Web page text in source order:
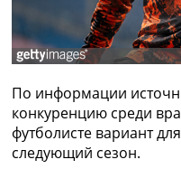
Рейтинги
Рейтинг
Рейтинг
Рейтинг
ТВ программа
RU
UA
По информации
конкуренцию среди
футболисте вариант
следующий сезон.